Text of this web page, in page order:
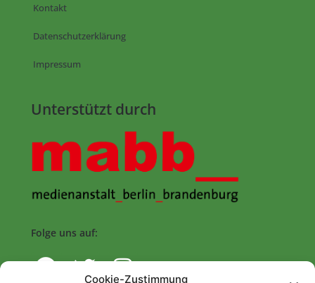
Cookie-Zustimmung
Kontakt
Datenschutzerklärung
Impressum
Unterstützt durch
Folge uns auf: